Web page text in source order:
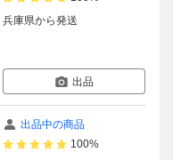
兵庫県から発送
出品
出品中の商品
100%